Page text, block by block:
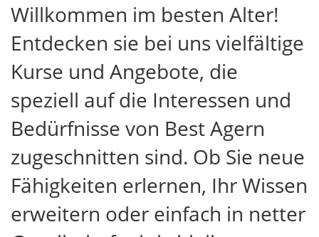
Willkommen im besten Alter!
Entdecken sie bei uns vielfältige
Kurse und Angebote, die
speziell auf die Interessen und
Bedürfnisse von Best Agern
zugeschnitten sind. Ob Sie neue
Fähigkeiten erlernen, Ihr Wissen
erweitern oder einfach in netter